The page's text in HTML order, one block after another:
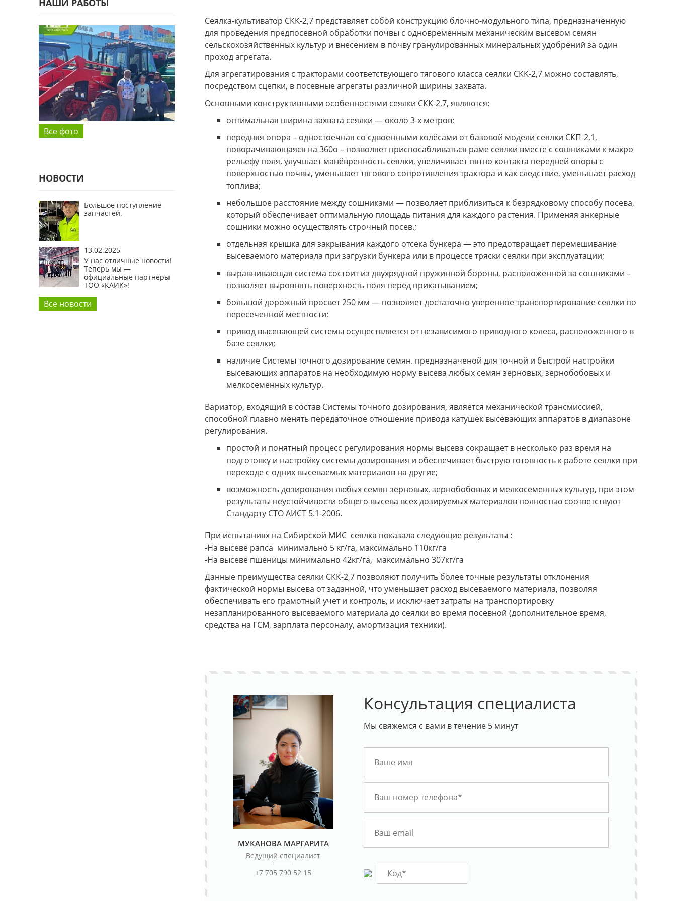
НАШИ РАБОТЫ
Все фото
НОВОСТИ
Большое поступление
запчастей.
13.02.2025
У нас отличные новости!
Теперь мы —
официальные партнеры
ТОО «КАИК»!
Все новости
Сеялка-культиватор СКК-2,7 представляет собой конструкцию блочно-модульного типа, предназначенную
для проведения предпосевной обработки почвы с одновременным механическим высевом семян
сельскохозяйственных культур и внесением в почву гранулированных минеральных удобрений за один
проход агрегата.
Для агрегатирования с тракторами соответствующего тягового класса сеялки СКК-2,7 можно составлять,
посредством сцепки, в посевные агрегаты различной ширины захвата.
Основными конструктивными особенностями сеялки СКК-2,7, являются:
оптимальная ширина захвата сеялки — около 3-х метров;
передняя опора – одностоечная со сдвоенными колёсами от базовой модели сеялки СКП-2,1,
поворачивающаяся на 360о – позволяет приспосабливаться раме сеялки вместе с сошниками к макро
рельефу поля, улучшает манёвренность сеялки, увеличивает пятно контакта передней опоры с
поверхностью почвы, уменьшает тягового сопротивления трактора и как следствие, уменьшает расход
топлива;
небольшое расстояние между сошниками — позволяет приблизиться к безрядковому способу посева,
который обеспечивает оптимальную площадь питания для каждого растения. Применяя анкерные
сошники можно осуществлять строчный посев.;
отдельная крышка для закрывания каждого отсека бункера — это предотвращает перемешивание
высеваемого материала при загрузки бункера или в процессе тряски сеялки при эксплуатации;
выравнивающая система состоит из двухрядной пружинной бороны, расположенной за сошниками –
позволяет выровнять поверхность поля перед прикатыванием;
большой дорожный просвет 250 мм — позволяет достаточно уверенное транспортирование сеялки по
пересеченной местности;
привод высевающей системы осуществляется от независимого приводного колеса, расположенного в
базе сеялки;
наличие Системы точного дозирование семян. предназначеной для точной и быстрой настройки
высевающих аппаратов на необходимую норму высева любых семян зерновых, зернобобовых и
мелкосеменных культур.
Вариатор, входящий в состав Системы точного дозирования, является механической трансмиссией,
способной плавно менять передаточное отношение привода катушек высевающих аппаратов в диапазоне
регулирования.
простой и понятный процесс регулирования нормы высева сокращает в несколько раз время на
подготовку и настройку системы дозирования и обеспечивает быструю готовность к работе сеялки при
переходе с одних высеваемых материалов на другие;
возможность дозирования любых семян зерновых, зернобобовых и мелкосеменных культур, при этом
результаты неустойчивости общего высева всех дозируемых материалов полностью соответствуют
Стандарту СТО АИСТ 5.1-2006.
При испытаниях на Сибирской МИС сеялка показала следующие результаты :
-На высеве рапса минимально 5 кг/га, максимально 110кг/га
-На высеве пшеницы минимально 42кг/га, максимально 307кг/га
Данные преимущества сеялки СКК-2,7 позволяют получить более точные результаты отклонения
фактической нормы высева от заданной, что уменьшает расход высеваемого материала, позволяя
обеспечивать его грамотный учет и контроль, и исключает затраты на транспортировку
незапланированного высеваемого материала до сеялки во время посевной (дополнительное время,
средства на ГСМ, зарплата персоналу, амортизация техники).
МУКАНОВА МАРГАРИТА
Ведущий специалист
+7 705 790 52 15
Консультация специалиста
Мы свяжемся с вами в течение 5 минут